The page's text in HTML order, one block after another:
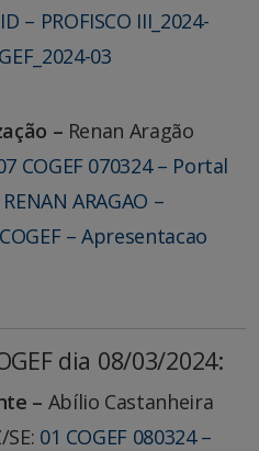
PROFISCO III_2024-
03
– Renan Aragão
COGEF 070324 – Portal
ARAGAO –
– Apresentacao
dia 08/03/2024:
– Abílio Castanheira
01 COGEF 080324 –